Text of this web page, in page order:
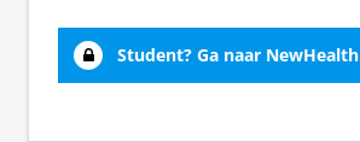
Student? Ga naar NewHealth